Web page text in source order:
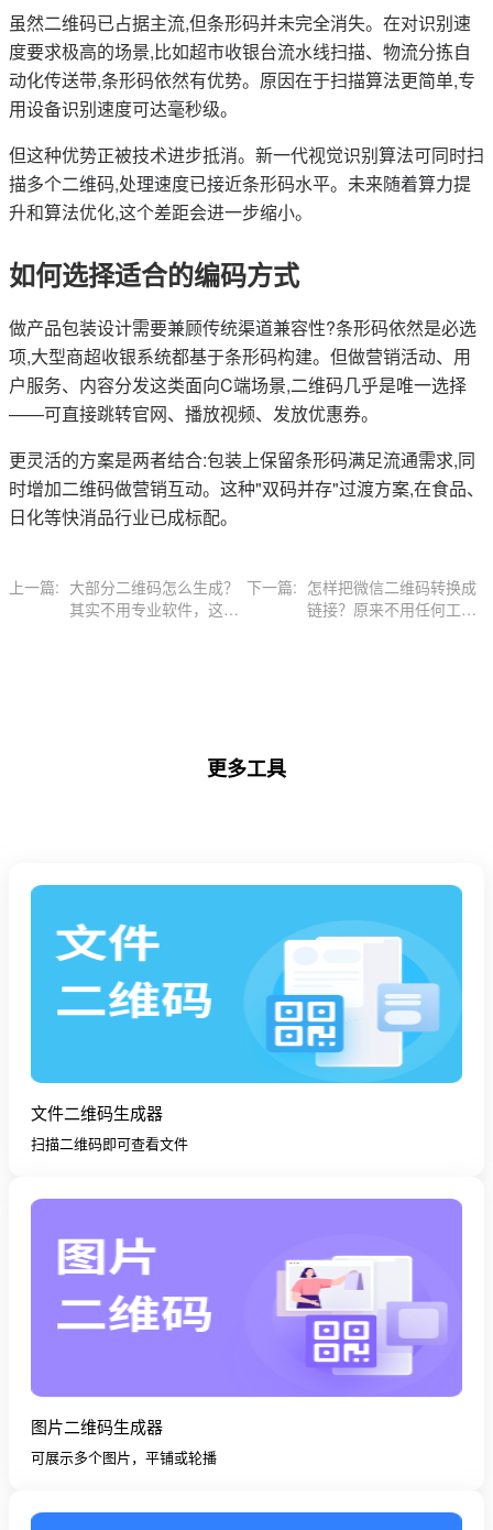
虽然二维码已占据主流,但条形码并未完全消失。在对识别速
度要求极高的场景,比如超市收银台流水线扫描、物流分拣自
动化传送带,条形码依然有优势。原因在于扫描算法更简单,专
用设备识别速度可达毫秒级。
但这种优势正被技术进步抵消。新一代视觉识别算法可同时扫
描多个二维码,处理速度已接近条形码水平。未来随着算力提
升和算法优化,这个差距会进一步缩小。
如何选择适合的编码方式
做产品包装设计需要兼顾传统渠道兼容性?条形码依然是必选
项,大型商超收银系统都基于条形码构建。但做营销活动、用
户服务、内容分发这类面向C端场景,二维码几乎是唯一选择
——可直接跳转官网、播放视频、发放优惠券。
更灵活的方案是两者结合:包装上保留条形码满足流通需求,同
时增加二维码做营销互动。这种"双码并存"过渡方案,在食品、
日化等快消品行业已成标配。
上一篇: 大部分二维码怎么生成？
其实不用专业软件，这个
下一篇: 怎样把微信二维码转换成
链接？原来不用任何工具
更多工具
文件二维码生成器
扫描二维码即可查看文件
图片二维码生成器
可展示多个图片，平铺或轮播